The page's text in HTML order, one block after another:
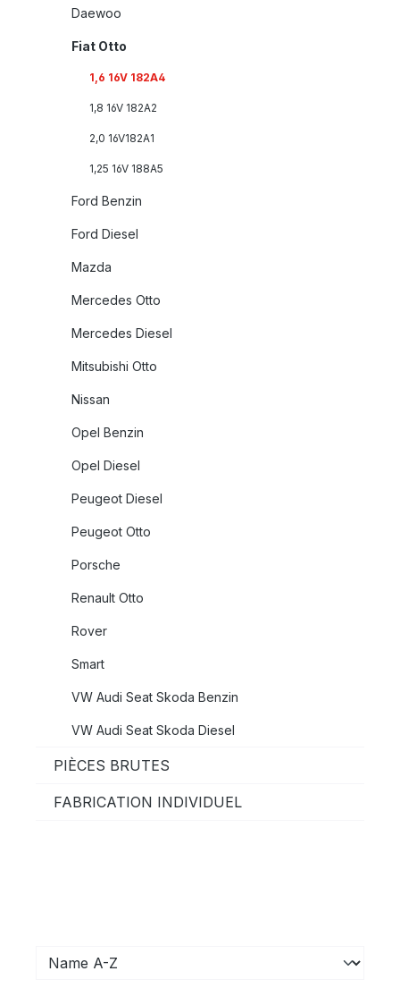
Daewoo
Fiat Otto
1,6 16V 182A4
1,8 16V 182A2
2,0 16V182A1
1,25 16V 188A5
Ford Benzin
Ford Diesel
Mazda
Mercedes Otto
Mercedes Diesel
Mitsubishi Otto
Nissan
Opel Benzin
Opel Diesel
Peugeot Diesel
Peugeot Otto
Porsche
Renault Otto
Rover
Smart
VW Audi Seat Skoda Benzin
VW Audi Seat Skoda Diesel
PIÈCES BRUTES
FABRICATION INDIVIDUEL